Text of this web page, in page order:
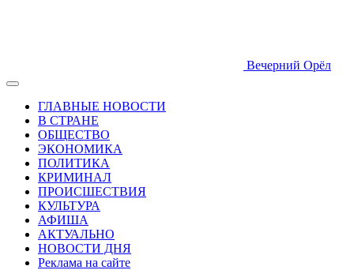
Вечерний Орёл
ГЛАВНЫЕ НОВОСТИ
В СТРАНЕ
ОБЩЕСТВО
ЭКОНОМИКА
ПОЛИТИКА
КРИМИНАЛ
ПРОИСШЕСТВИЯ
КУЛЬТУРА
АФИША
АКТУАЛЬНО
НОВОСТИ ДНЯ
Реклама на сайте